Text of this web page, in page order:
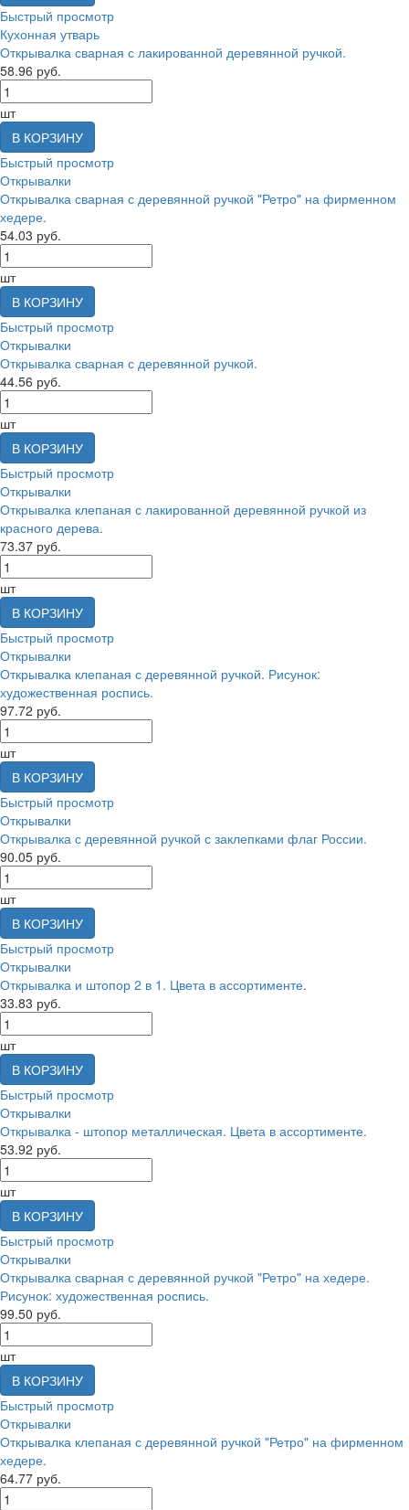
Быстрый просмотр
Кухонная утварь
Открывалка сварная с лакированной деревянной ручкой.
58.96 руб.
шт
В КОРЗИНУ
Быстрый просмотр
Открывалки
Открывалка сварная с деревянной ручкой "Ретро" на фирменном
хедере.
54.03 руб.
шт
В КОРЗИНУ
Быстрый просмотр
Открывалки
Открывалка сварная с деревянной ручкой.
44.56 руб.
шт
В КОРЗИНУ
Быстрый просмотр
Открывалки
Открывалка клепаная с лакированной деревянной ручкой из
красного дерева.
73.37 руб.
шт
В КОРЗИНУ
Быстрый просмотр
Открывалки
Открывалка клепаная с деревянной ручкой. Рисунок:
художественная роспись.
97.72 руб.
шт
В КОРЗИНУ
Быстрый просмотр
Открывалки
Открывалка с деревянной ручкой с заклепками флаг России.
90.05 руб.
шт
В КОРЗИНУ
Быстрый просмотр
Открывалки
Открывалка и штопор 2 в 1. Цвета в ассортименте.
33.83 руб.
шт
В КОРЗИНУ
Быстрый просмотр
Открывалки
Открывалка - штопор металлическая. Цвета в ассортименте.
53.92 руб.
шт
В КОРЗИНУ
Быстрый просмотр
Открывалки
Открывалка сварная с деревянной ручкой "Ретро" на хедере.
Рисунок: художественная роспись.
99.50 руб.
шт
В КОРЗИНУ
Быстрый просмотр
Открывалки
Открывалка клепаная с деревянной ручкой "Ретро" на фирменном
хедере.
64.77 руб.